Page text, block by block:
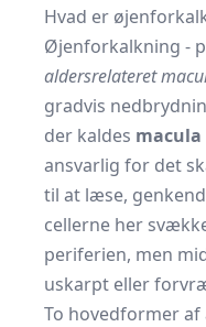
Hvad er
Øjenforkalkning -
aldersrelateret
gradvis
der kaldes macula
ansvarlig for det
til at læse,
cellerne her
periferien, men
uskarpt eller
To hovedformer af